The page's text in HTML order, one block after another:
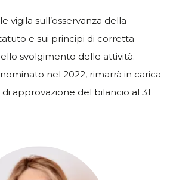
vigila sull’osservanza della
e sui principi di corretta
svolgimento delle attività.
nel 2022, rimarrà in carica
approvazione del bilancio al 31